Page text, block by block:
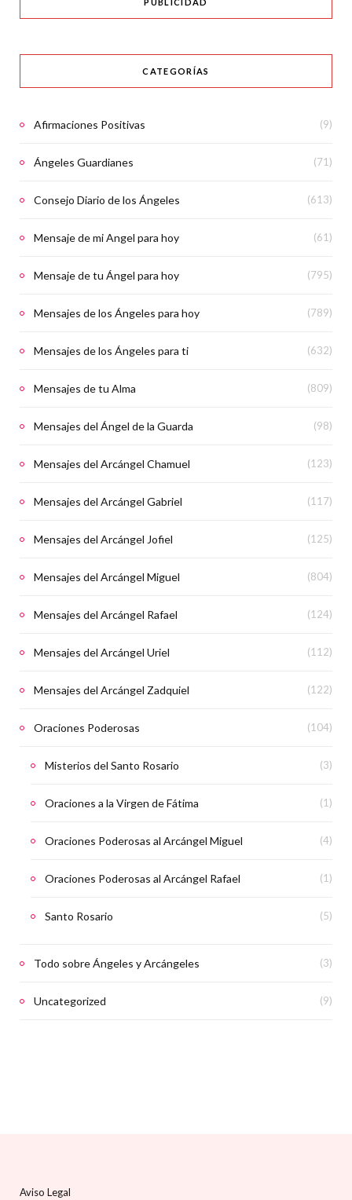
CATEGORÍAS
Afirmaciones Positivas (9)
Ángeles Guardianes (71)
Consejo Diario de los Ángeles (613)
Mensaje de mi Angel para hoy (61)
Mensaje de tu Ángel para hoy (795)
Mensajes de los Ángeles para hoy (789)
Mensajes de los Ángeles para ti (632)
Mensajes de tu Alma (809)
Mensajes del Ángel de la Guarda (98)
Mensajes del Arcángel Chamuel (123)
Mensajes del Arcángel Gabriel (117)
Mensajes del Arcángel Jofiel (125)
Mensajes del Arcángel Miguel (804)
Mensajes del Arcángel Rafael (124)
Mensajes del Arcángel Uriel (112)
Mensajes del Arcángel Zadquiel (122)
Oraciones Poderosas (104)
Misterios del Santo Rosario (3)
Oraciones a la Virgen de Fátima (1)
Oraciones Poderosas al Arcángel Miguel (4)
Oraciones Poderosas al Arcángel Rafael (1)
Santo Rosario (5)
Todo sobre Ángeles y Arcángeles (3)
Uncategorized (9)
Aviso Legal